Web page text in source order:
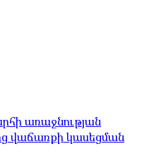
առաջնության
վաճառքի կասեցման